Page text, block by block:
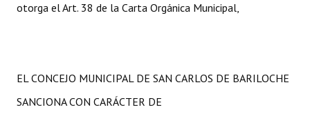
otorga el Art. 38 de la Carta Orgánica Municipal,
EL CONCEJO MUNICIPAL DE SAN CARLOS DE BARILOCHE
SANCIONA CON CARÁCTER DE